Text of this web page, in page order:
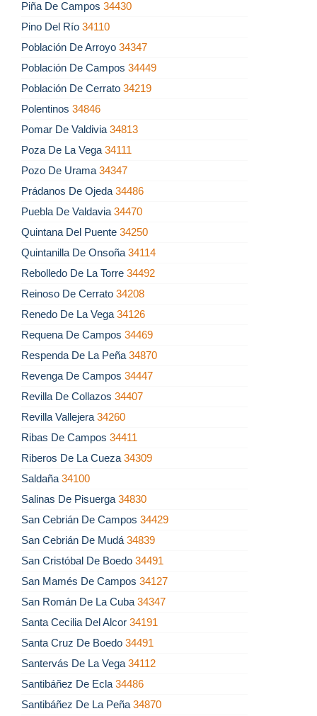
Piña De Campos 34430
Pino Del Río 34110
Población De Arroyo 34347
Población De Campos 34449
Población De Cerrato 34219
Polentinos 34846
Pomar De Valdivia 34813
Poza De La Vega 34111
Pozo De Urama 34347
Prádanos De Ojeda 34486
Puebla De Valdavia 34470
Quintana Del Puente 34250
Quintanilla De Onsoña 34114
Rebolledo De La Torre 34492
Reinoso De Cerrato 34208
Renedo De La Vega 34126
Requena De Campos 34469
Respenda De La Peña 34870
Revenga De Campos 34447
Revilla De Collazos 34407
Revilla Vallejera 34260
Ribas De Campos 34411
Riberos De La Cueza 34309
Saldaña 34100
Salinas De Pisuerga 34830
San Cebrián De Campos 34429
San Cebrián De Mudá 34839
San Cristóbal De Boedo 34491
San Mamés De Campos 34127
San Román De La Cuba 34347
Santa Cecilia Del Alcor 34191
Santa Cruz De Boedo 34491
Santervás De La Vega 34112
Santibáñez De Ecla 34486
Santibáñez De La Peña 34870